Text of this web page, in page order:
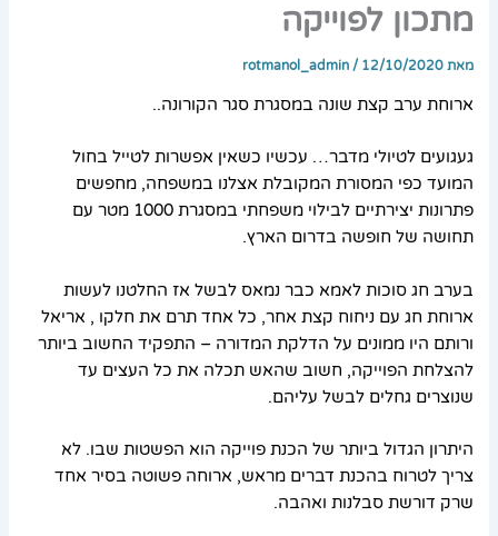
מתכון לפוייקה
מאת rotmanol_admin / 12/10/2020
ארוחת ערב קצת שונה במסגרת סגר הקורונה..
געגועים לטיולי מדבר… עכשיו כשאין אפשרות לטייל בחול
המועד כפי המסורת המקובלת אצלנו במשפחה, מחפשים
פתרונות יצירתיים לבילוי משפחתי במסגרת 1000 מטר עם
תחושה של חופשה בדרום הארץ.
בערב חג סוכות לאמא כבר נמאס לבשל אז החלטנו לעשות
ארוחת חג עם ניחוח קצת אחר, כל אחד תרם את חלקו , אריאל
ורותם היו ממונים על הדלקת המדורה – התפקיד החשוב ביותר
להצלחת הפוייקה, חשוב שהאש תכלה את כל העצים עד
שנוצרים גחלים לבשל עליהם.
היתרון הגדול ביותר של הכנת פוייקה הוא הפשטות שבו. לא
צריך לטרוח בהכנת דברים מראש, ארוחה פשוטה בסיר אחד
שרק דורשת סבלנות ואהבה.